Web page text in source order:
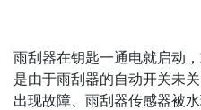
雨刮器在钥匙一通电就启动
是由于雨刮器的自动开关未
出现故障、雨刮器传感器被